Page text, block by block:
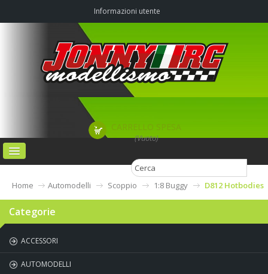
Informazioni utente
CARRELLO SPESA
(Vuoto)
CATEGORIE
AGRIMODEL PISTA OFF-ROAD & CAMPO VOLO
CHI SIAMO
CONTATTI
Home Automodelli Scoppio 1:8 Buggy D812 Hotbodies
Categorie
ACCESSORI
AUTOMODELLI